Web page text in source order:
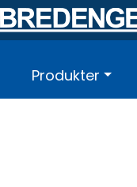
Skip to main content
Produkter